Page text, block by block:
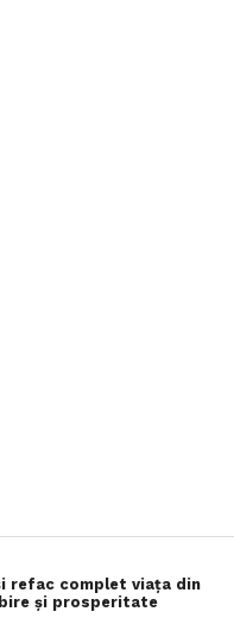
refac complet viața din
și prosperitate